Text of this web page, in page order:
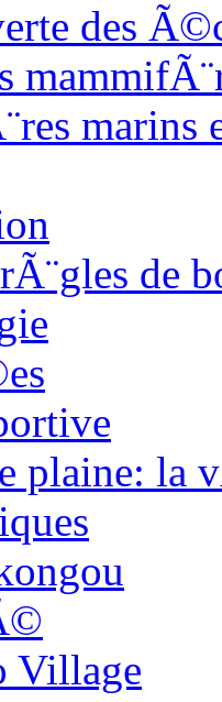
des
marins
de
plaine:
Village